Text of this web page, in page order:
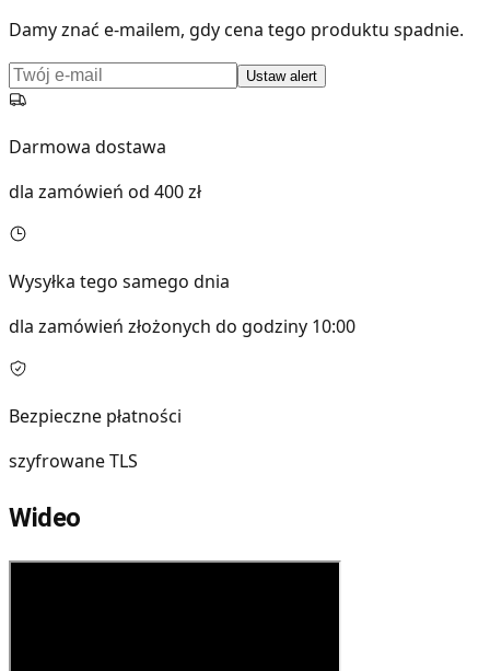
Damy znać e-mailem, gdy cena tego produktu spadnie.
Ustaw alert
Darmowa dostawa
dla zamówień od 400 zł
Wysyłka tego samego dnia
dla zamówień złożonych do godziny 10:00
Bezpieczne płatności
szyfrowane TLS
Wideo